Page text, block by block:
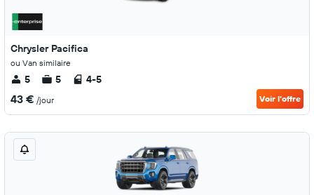
Chrysler Pacifica
ou Van similaire
5 5 4-5
43 € /jour Voir l’offre